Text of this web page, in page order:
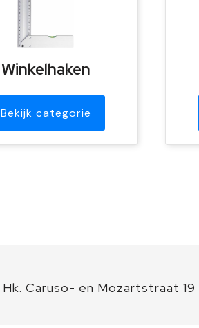
Winkelhaken
Bekijk categorie
Hk. Caruso- en Mozartstraat 19